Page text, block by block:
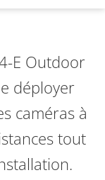
E Outdoor
déployer
caméras à
tout